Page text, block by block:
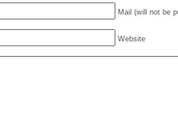
Mail (will not be
Website